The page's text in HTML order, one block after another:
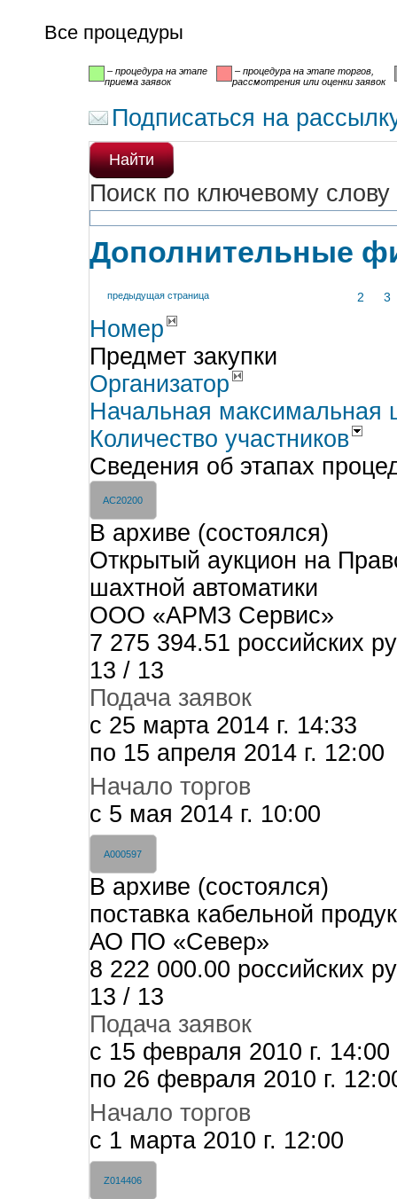
Все процедуры
– процедура на этапе
приема заявок
– процедура на этапе торгов,
рассмотрения или оценки заявок
Подписаться на
Найти
Поиск по ключевому слову
Дополнительные
предыдущая страница 2 3
Номер
Предмет закупки
Организатор
Начальная максимальная
Количество участников
Сведения об этапах
AC20200
В архиве (состоялся)
Открытый аукцион на
шахтной автоматики
ООО «АРМЗ Сервис»
7 275 394.51 российских
13 / 13
Подача заявок
c 25 марта 2014 г. 14:33
по 15 апреля 2014 г. 12:00
Начало торгов
c 5 мая 2014 г. 10:00
A000597
В архиве (состоялся)
поставка кабельной
АО ПО «Север»
8 222 000.00 российских
13 / 13
Подача заявок
c 15 февраля 2010 г. 14:00
по 26 февраля 2010 г.
Начало торгов
c 1 марта 2010 г. 12:00
Z014406